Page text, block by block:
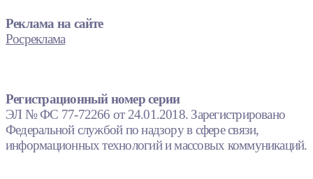
Реклама на сайте
Росреклама
Регистрационный номер серии
ЭЛ № ФС 77-72266 от 24.01.2018. Зарегистрировано
Федеральной службой по надзору в сфере связи,
информационных технологий и массовых коммуникаций.